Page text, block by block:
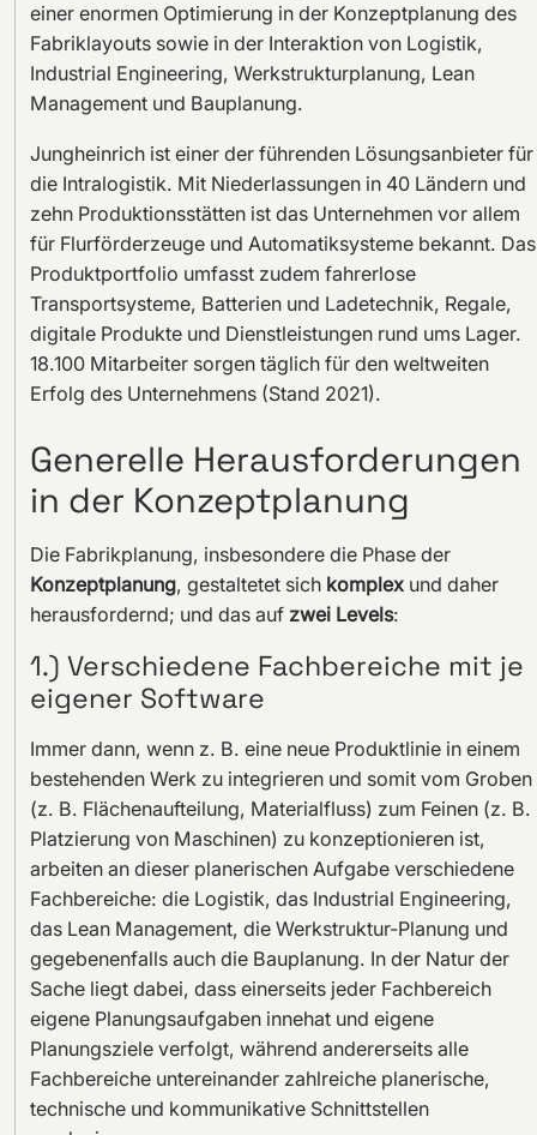
einer enormen Optimierung in der Konzeptplanung des
Fabriklayouts sowie in der Interaktion von Logistik,
Industrial Engineering, Werkstrukturplanung, Lean
Management und Bauplanung.
Jungheinrich ist einer der führenden Lösungsanbieter für
die Intralogistik. Mit Niederlassungen in 40 Ländern und
zehn Produktionsstätten ist das Unternehmen vor allem
für Flurförderzeuge und Automatiksysteme bekannt. Das
Produktportfolio umfasst zudem fahrerlose
Transportsysteme, Batterien und Ladetechnik, Regale,
digitale Produkte und Dienstleistungen rund ums Lager.
18.100 Mitarbeiter sorgen täglich für den weltweiten
Erfolg des Unternehmens (Stand 2021).
Generelle Herausforderungen
in der Konzeptplanung
Die Fabrikplanung, insbesondere die Phase der
Konzeptplanung, gestaltetet sich komplexund daher
herausfordernd; und das auf zwei Levels:
1.) Verschiedene Fachbereiche mit je
eigener Software
Immer dann, wenn z. B. eine neue Produktlinie in einem
bestehenden Werk zu integrieren und somit vom Groben
(z. B. Flächenaufteilung, Materialfluss) zum Feinen (z. B.
Platzierung von Maschinen) zu konzeptionieren ist,
arbeiten an dieser planerischen Aufgabe verschiedene
Fachbereiche: die Logistik, das Industrial Engineering,
das Lean Management, die Werkstruktur-Planung und
gegebenenfalls auch die Bauplanung. In der Natur der
Sache liegt dabei, dass einerseits jeder Fachbereich
eigene Planungsaufgaben innehat und eigene
Planungsziele verfolgt, während andererseits alle
Fachbereiche untereinander zahlreiche planerische,
technische und kommunikative Schnittstellen